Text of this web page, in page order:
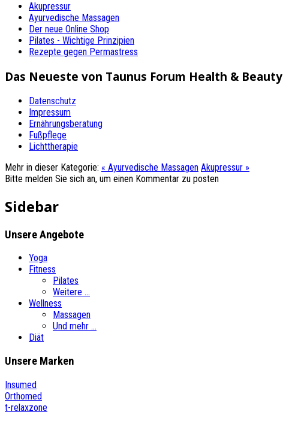
Akupressur
Ayurvedische Massagen
Der neue Online Shop
Pilates - Wichtige Prinzipien
Rezepte gegen Permastress
Das Neueste von Taunus Forum Health & Beauty
Datenschutz
Impressum
Ernährungsberatung
Fußpflege
Lichttherapie
Mehr in dieser Kategorie: « Ayurvedische Massagen Akupressur »
Bitte melden Sie sich an, um einen Kommentar zu posten
Sidebar
UnsereAngebote
Yoga
Fitness
Pilates
Weitere ...
Wellness
Massagen
Und mehr ...
Diät
Unsere Marken
Insumed
Orthomed
t-relaxzone